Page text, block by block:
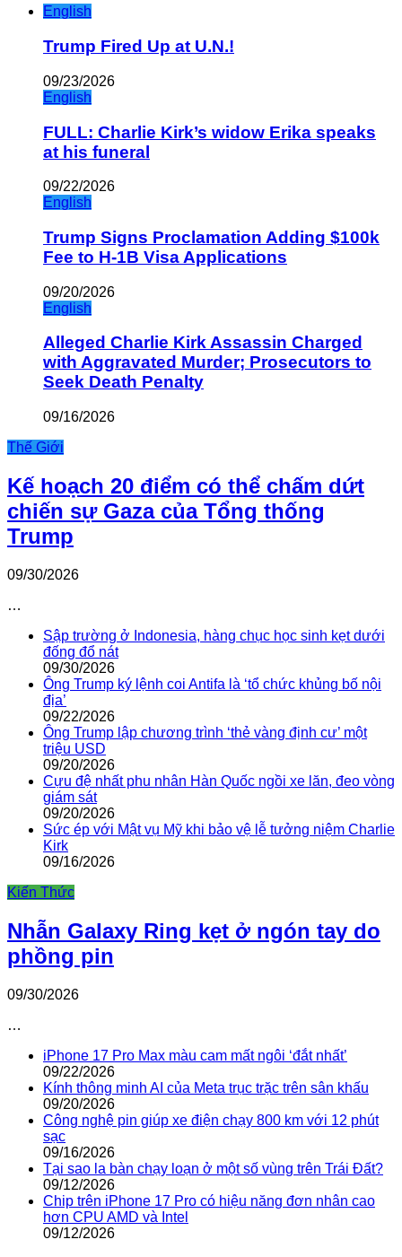
English
Trump Fired Up at U.N.!
09/23/2026
English
FULL: Charlie Kirk’s widow Erika speaks
at his funeral
09/22/2026
English
Trump Signs Proclamation Adding $100k
Fee to H-1B Visa Applications
09/20/2026
English
Alleged Charlie Kirk Assassin Charged
with Aggravated Murder; Prosecutors to
Seek Death Penalty
09/16/2026
Thế Giới
Kế hoạch 20 điểm có thể chấm dứt
chiến sự Gaza của Tổng thống
Trump
09/30/2026
…
Sập trường ở Indonesia, hàng chục học sinh kẹt dưới
đống đổ nát
09/30/2026
Ông Trump ký lệnh coi Antifa là ‘tổ chức khủng bố nội
địa’
09/22/2026
Ông Trump lập chương trình ‘thẻ vàng định cư’ một
triệu USD
09/20/2026
Cựu đệ nhất phu nhân Hàn Quốc ngồi xe lăn, đeo vòng
giám sát
09/20/2026
Sức ép với Mật vụ Mỹ khi bảo vệ lễ tưởng niệm Charlie
Kirk
09/16/2026
Kiến Thức
Nhẫn Galaxy Ring kẹt ở ngón tay do
phồng pin
09/30/2026
…
iPhone 17 Pro Max màu cam mất ngôi ‘đắt nhất’
09/22/2026
Kính thông minh AI của Meta trục trặc trên sân khấu
09/20/2026
Công nghệ pin giúp xe điện chạy 800 km với 12 phút
sạc
09/16/2026
Tại sao la bàn chạy loạn ở một số vùng trên Trái Đất?
09/12/2026
Chip trên iPhone 17 Pro có hiệu năng đơn nhân cao
hơn CPU AMD và Intel
09/12/2026